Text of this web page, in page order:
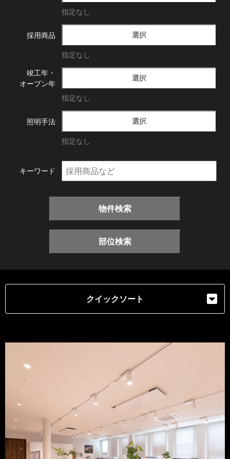
指定なし
採用商品 選択
指定なし
竣工年・
オープン年
選択
指定なし
照明手法 選択
指定なし
キーワード
物件検索
部位検索
クイックソート